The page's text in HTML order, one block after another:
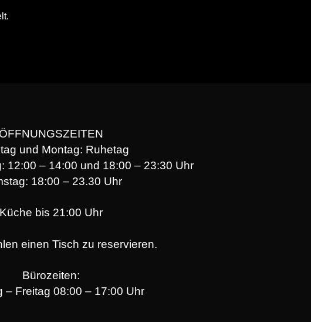
ÖFFNUNGSZEITEN
und Montag: Ruhetag
12:00 – 14:00 und 18:00 – 23:30 Uhr
18:00 – 23.30 Uhr
Küche bis 21:00 Uhr
einen Tisch zu reservieren.
Bürozeiten:
– Freitag 08:00 – 17:00 Uhr